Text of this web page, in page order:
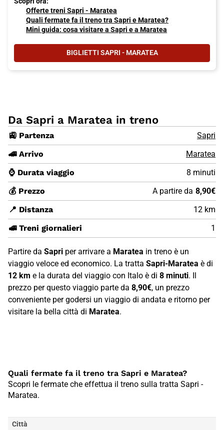
Offerte treni Sapri - Maratea
Quali fermate fa il treno tra Sapri e Maratea?
Mini guida: cosa visitare a Sapri e a Maratea
BIGLIETTI SAPRI - MARATEA
Da Sapri a Maratea in treno
🚉 Partenza
Sapri
🚄 Arrivo
Maratea
⌚ Durata viaggio
8 minuti
💰 Prezzo
A partire da 8,90€
📍 Distanza
12 km
🚅 Treni giornalieri
1
Partire da Sapri per arrivare a Maratea in treno è un
viaggio veloce ed economico. La tratta Sapri-Maratea è di
12 km e la durata del viaggio con Italo è di 8 minuti. Il
prezzo per questo viaggio parte da 8,90€, un prezzo
conveniente per godersi un viaggio di andata e ritorno per
visitare la bella città di Maratea.
Quali fermate fa il treno tra Sapri e Maratea?
Scopri le fermate che effettua il treno sulla tratta Sapri -
Maratea.
Città